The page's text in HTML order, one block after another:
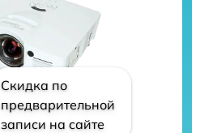
Скидка по
предварительной
записи на сайте